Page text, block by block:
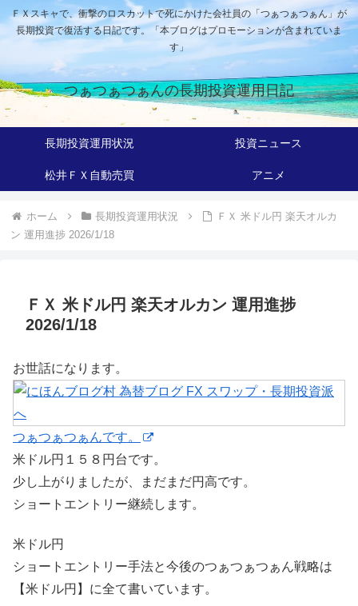
ＦＸスキャで、衝撃のロスカットで死にかけた会社員の「つぁつぁつぁん」が
長期投資で復活する日記です。「本ブログはプロモーションが含まれていま
す」
つぁつぁつぁんの長期投資運用日記
長期投資運用状況 投資ニュース
松井ＦＸ自動売買 アニメ
ホーム 長期投資運用状況
ＦＸ 米ドル円 楽天オルカ
ン 運用進捗 2026/1/18
ＦＸ 米ドル円 楽天オルカン 運用進捗
2026/1/18
お世話になります。
つぁつぁつぁんです。
米ドル円１５８円台です。
少し上がりましたが、まだまだ円高です。
ショートエントリー継続します。
米ドル円
ショートエントリー手法と今後のつぁつぁつぁん戦略は
【米ドル円】に全て書いています。